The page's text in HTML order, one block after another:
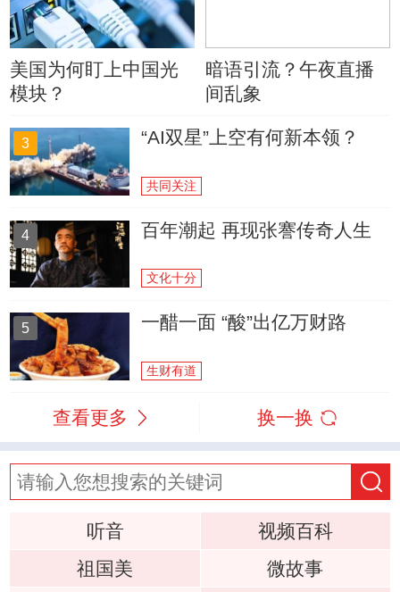
美国为何盯上中国光
模块？
暗语引流？午夜直播
间乱象
3 “AI双星”上空有何新本领？
共同关注
4 百年潮起 再现张謇传奇人生
文化十分
5 一醋一面 “酸”出亿万财路
生财有道
查看更多 换一换
听音
视频百科
祖国美
微故事